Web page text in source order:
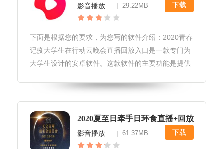
影音播放 29.22MB 下载
下面是根据您的要求，为您写的软件介绍：2020青春
记疫大学生在行动云晚会直播回放入口是一款专门为
大学生设计的安卓软件。这款软件的主要功能是提供
频。用户可以在这里观看精彩的演出和演讲，回顾这
场晚会的精彩瞬间。同时，
2020夏至日牵手日环食直播+回放视频观
影音播放 61.37MB 下载